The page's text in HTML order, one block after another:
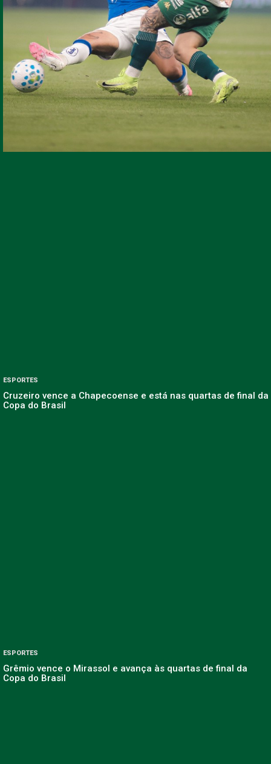
ESPORTES
Cruzeiro vence a Chapecoense e está nas quartas de final da
Copa do Brasil
ESPORTES
Grêmio vence o Mirassol e avança às quartas de final da
Copa do Brasil